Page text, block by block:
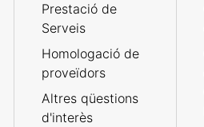
Prestació de
Serveis
Homologació de
proveïdors
Altres qüestions
d'interès